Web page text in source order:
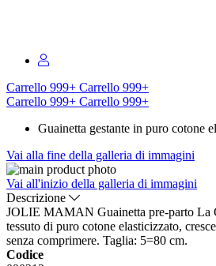
Carrello 999+ Carrello 999+
Carrello 999+ Carrello 999+
Guainetta gestante in puro cotone
Vai alla fine della galleria di immagini
Vai all'inizio della galleria di immagini
Descrizione
JOLIE MAMAN Guainetta pre-parto La
tessuto di puro cotone elasticizzato,
senza comprimere. Taglia: 5=80 cm.
Codice